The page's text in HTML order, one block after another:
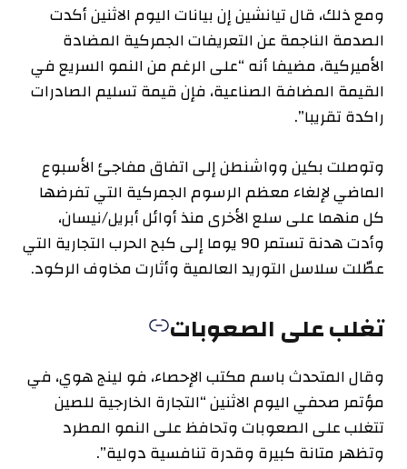
ومع ذلك، قال تيانشين إن بيانات اليوم الاثنين أكدت
الصدمة الناجمة عن التعريفات الجمركية المضادة
الأميركية، مضيفا أنه “على الرغم من النمو السريع في
القيمة المضافة الصناعية، فإن قيمة تسليم الصادرات
راكدة تقريبا”.
وتوصلت بكين وواشنطن إلى اتفاق مفاجئ الأسبوع
الماضي لإلغاء معظم الرسوم الجمركية التي تفرضها
كل منهما على سلع الأخرى منذ أوائل أبريل/نيسان،
وأدت هدنة تستمر 90 يوما إلى كبح الحرب التجارية التي
عطّلت سلاسل التوريد العالمية وأثارت مخاوف الركود.
تغلب على الصعوبات
وقال المتحدث باسم مكتب الإحصاء، فو لينج هوي، في
مؤتمر صحفي اليوم الاثنين “التجارة الخارجية للصين
تتغلب على الصعوبات وتحافظ على النمو المطرد
وتظهر متانة كبيرة وقدرة تنافسية دولية”.